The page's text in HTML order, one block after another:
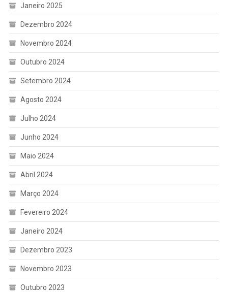
Janeiro 2025
Dezembro 2024
Novembro 2024
Outubro 2024
Setembro 2024
Agosto 2024
Julho 2024
Junho 2024
Maio 2024
Abril 2024
Março 2024
Fevereiro 2024
Janeiro 2024
Dezembro 2023
Novembro 2023
Outubro 2023